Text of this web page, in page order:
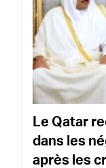
Le Qatar
dans les
après les